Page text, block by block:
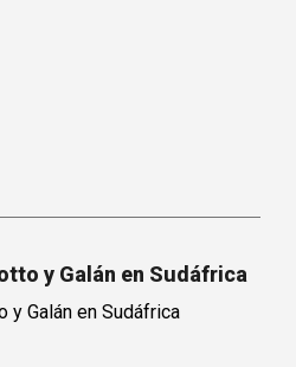
y Galán en Sudáfrica